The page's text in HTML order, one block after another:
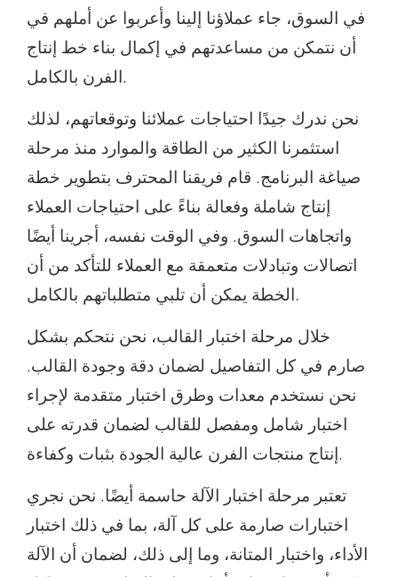
في السوق، جاء عملاؤنا إلينا وأعربوا عن أملهم في
أن نتمكن من مساعدتهم في إكمال بناء خط إنتاج
الفرن بالكامل.
نحن ندرك جيدًا احتياجات عملائنا وتوقعاتهم، لذلك
استثمرنا الكثير من الطاقة والموارد منذ مرحلة
صياغة البرنامج. قام فريقنا المحترف بتطوير خطة
إنتاج شاملة وفعالة بناءً على احتياجات العملاء
واتجاهات السوق. وفي الوقت نفسه، أجرينا أيضًا
اتصالات وتبادلات متعمقة مع العملاء للتأكد من أن
الخطة يمكن أن تلبي متطلباتهم بالكامل.
خلال مرحلة اختبار القالب، نحن نتحكم بشكل
صارم في كل التفاصيل لضمان دقة وجودة القالب.
نحن نستخدم معدات وطرق اختبار متقدمة لإجراء
اختبار شامل ومفصل للقالب لضمان قدرته على
إنتاج منتجات الفرن عالية الجودة بثبات وكفاءة.
تعتبر مرحلة اختبار الآلة حاسمة أيضًا. نحن نجري
اختبارات صارمة على كل آلة، بما في ذلك اختبار
الأداء، واختبار المتانة، وما إلى ذلك، لضمان أن الآلة